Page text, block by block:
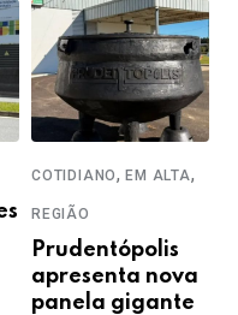
COTIDIANO,EM ALTA,
REGIÃO
Prudentópolis
apresenta nova
panela gigante